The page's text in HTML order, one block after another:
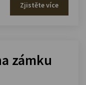
Zjistěte více
zámku